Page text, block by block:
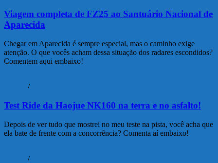
Viagem completa de FZ25 ao Santuário Nacional de
Aparecida
Chegar em Aparecida é sempre especial, mas o caminho exige
atenção. O que vocês acham dessa situação dos radares escondidos?
Comentem aqui embaixo!
/
Test Ride da Haojue NK160 na terra e no asfalto!
Depois de ver tudo que mostrei no meu teste na pista, você acha que
ela bate de frente com a concorrência? Comenta aí embaixo!
/